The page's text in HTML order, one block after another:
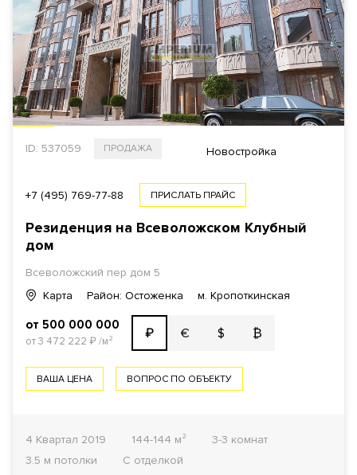
ID: 537059 ПРОДАЖА Новостройка
+7 (495) 769-77-88 ПРИСЛАТЬ ПРАЙС
Резиденция на Всеволожском Клубный
дом
Всеволожский пер дом 5
Карта
Район: Остоженка м. Кропоткинская
от 500 000 000
от 3 472 222 ₽/м² ₽ € $ ₿
ВАША ЦЕНА ВОПРОС ПО ОБЪЕКТУ
4 Квартал 2019 144-144 м²
3-3 комнат
3.5 м потолки
С отделкой